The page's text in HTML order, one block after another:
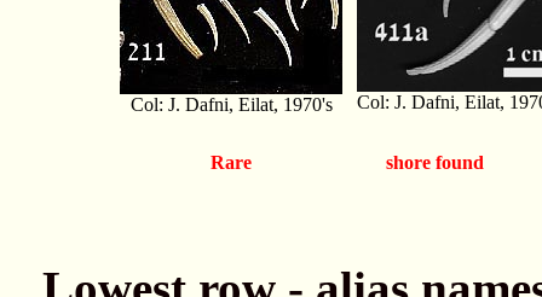
Col: J. Dafni, Eilat, 1970's Col: J. Dafni, Eilat,
Rare shore found